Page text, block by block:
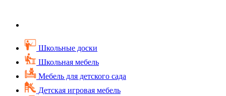
Школьные доски
Школьная мебель
Мебель для детского сада
Детская игровая мебель